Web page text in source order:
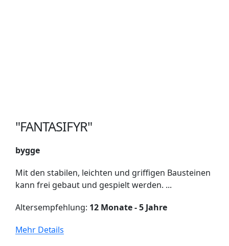
"FANTASIFYR"
bygge
Mit den stabilen, leichten und griffigen Bausteinen
kann frei gebaut und gespielt werden. ...
Altersempfehlung: 12 Monate - 5 Jahre
Mehr Details